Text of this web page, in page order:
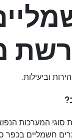
וביעילות.
המערכות
חשמליים